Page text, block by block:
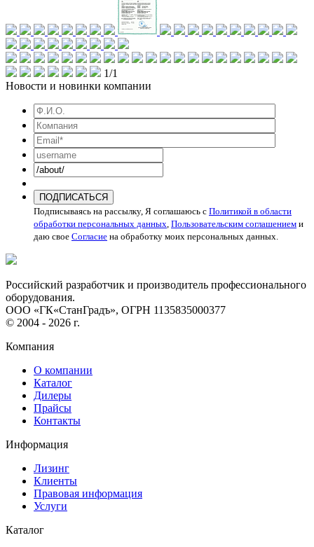
1/1
Новости и новинки компании
ПОДПИСАТЬСЯ
Подписываясь на рассылку, Я соглашаюсь с Политикой в области
обработки персональных данных, Пользовательским соглашением и
даю свое Согласие на обработку моих персональных данных.
Российский разработчик и производитель профессионального
оборудования.
ООО «ГК«СтанГрадъ», ОГРН 1135835000377
© 2004 - 2026 г.
Компания
О компании
Каталог
Дилеры
Прайсы
Контакты
Информация
Лизинг
Клиенты
Правовая информация
Услуги
Каталог